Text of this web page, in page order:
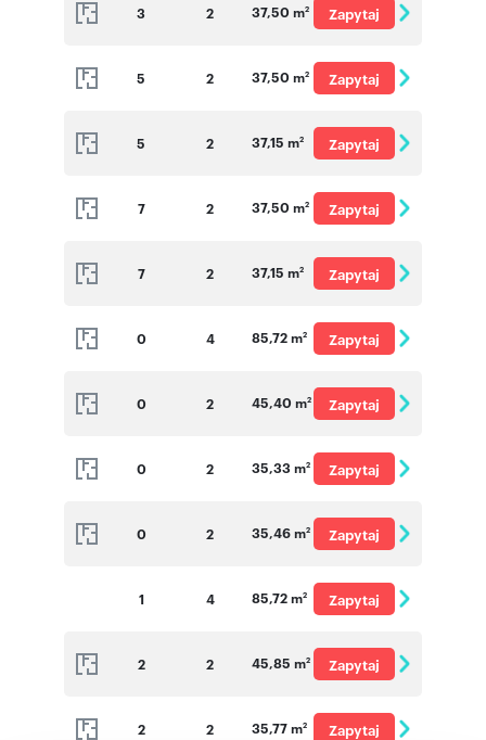
3 2 37,50 m2
Zapytaj
5 2 37,50 m2
Zapytaj
5 2 37,15 m2
Zapytaj
7 2 37,50 m2
Zapytaj
7 2 37,15 m2
Zapytaj
0 4 85,72 m2
Zapytaj
0 2 45,40 m2
Zapytaj
0 2 35,33 m2
Zapytaj
0 2 35,46 m2
Zapytaj
1 4 85,72 m2
Zapytaj
2 2 45,85 m2
Zapytaj
2 2 35,77 m2
Zapytaj